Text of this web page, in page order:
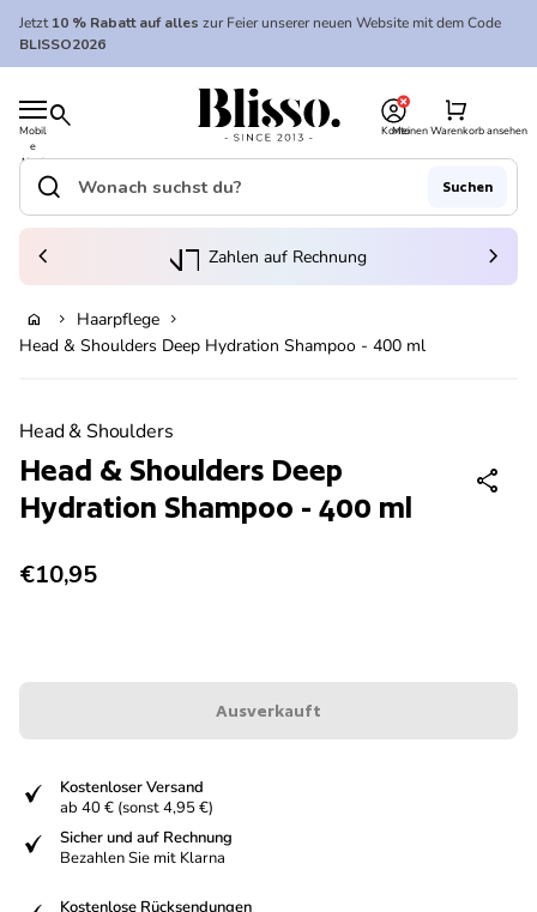
Zum Inhalt springen
Jetzt10 % Rabatt auf alles zur Feier unserer neuen Website mit dem Code
BLISSO2026
Mobil
e
Navi
gatio
search
Startseite
Konto
Meinen Warenkorb ansehen
shopping_cart
Startseite
Suche"
search Suchen
(Link öffnet in neuem Tab/Fenster)
Zahlen auf Rechnung
chevron_left chevron_right
home chevron_right Haarpflege chevron_right
Head & Shoulders Deep Hydration Shampoo - 400 ml
Head & Shoulders
Head & Shoulders Deep
Hydration Shampoo - 400 ml
share
Regulärer Preis
€10,95
Ausverkauft
Kostenloser Versand
ab 40 € (sonst 4,95 €)
Sicher und auf Rechnung
Bezahlen Sie mit Klarna
Kostenlose Rücksendungen